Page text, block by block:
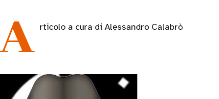
Articolo a cura di Alessandro Calabrò